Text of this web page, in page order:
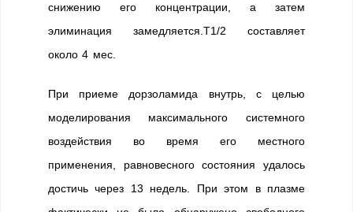
снижению его концентрации, а затем
элиминация замедляется.T1/2 составляет
около 4 мес.
При приеме дорзоламида внутрь, с целью
моделирования максимального системного
воздействия во время его местного
применения, равновесного состояния удалось
достичь через 13 недель. При этом в плазме